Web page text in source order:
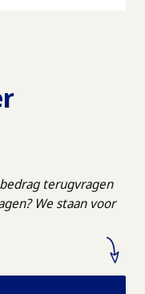
terugvragen
We staan voor